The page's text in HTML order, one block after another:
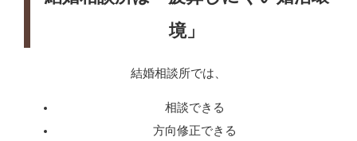
境」
結婚相談所では、
相談できる
方向修正できる